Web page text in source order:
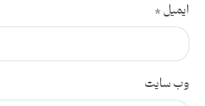
ایمیل*
وب‌ سایت